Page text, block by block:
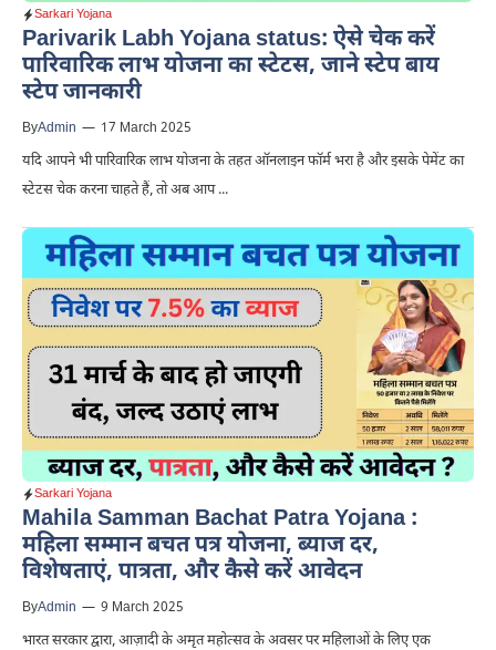
Sarkari Yojana
Parivarik Labh Yojana status: ऐसे चेक करें
पारिवारिक लाभ योजना का स्टेटस, जाने स्टेप बाय
स्टेप जानकारी
ByAdmin — 17 March 2025
यदि आपने भी पारिवारिक लाभ योजना के तहत ऑनलाइन फॉर्म भरा है और इसके पेमेंट का
स्टेटस चेक करना चाहते हैं, तो अब आप ...
Sarkari Yojana
Mahila Samman Bachat Patra Yojana :
महिला सम्मान बचत पत्र योजना, ब्याज दर,
विशेषताएं, पात्रता, और कैसे करें आवेदन
ByAdmin — 9 March 2025
भारत सरकार द्वारा, आज़ादी के अमृत महोत्सव के अवसर पर महिलाओं के लिए एक